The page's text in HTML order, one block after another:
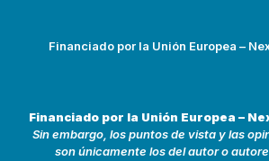
Financiado por la Unión Europea –
Financiado por la Unión Europea –
Sin embargo, los puntos de vista y las
son únicamente los del autor o